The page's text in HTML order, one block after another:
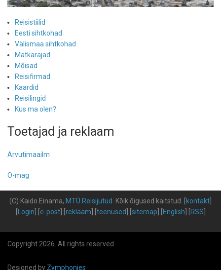
Reisistiilid
Eesti sihtkohad
Välismaa sihtkohad
Matkarajad
Mõisad
Reisifirmad
Kaardid
Reisilingid
Kus ma olen?
Toetajad ja reklaam
Arvutimaailm
O-mag
(C) Kaido Einama, MTÜ Reisijutud Kõik õigused kaitstud kontakt
Login e-post] [ reklaam teenused sitemap English RSS
Copyright 2026. All rights reserved
Designed by Zymphonies